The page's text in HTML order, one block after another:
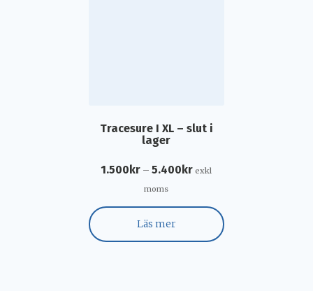
Tracesure I XL – slut i
lager
1.500 kr – 5.400 kr exkl
moms
Läs mer